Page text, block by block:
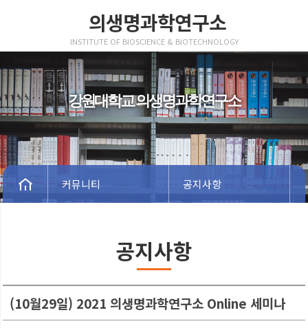
의생명과학연구소
INSTITUTE OF BIOSCIENCE & BIOTECHNOLOGY
강원대학교 의생명과학연구소
커뮤니티 공지사항
공지사항
(10월29일) 2021 의생명과학연구소 Online 세미나